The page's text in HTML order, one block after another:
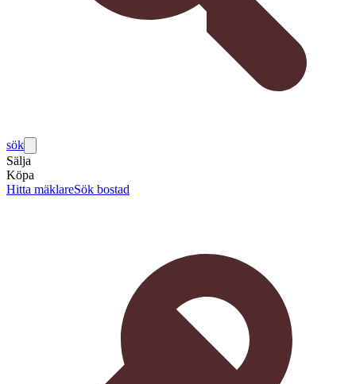
sök
Sälja
Köpa
Hitta mäklareSök bostad